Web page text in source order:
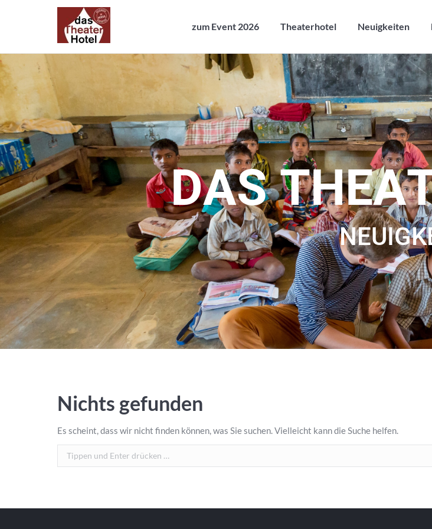
zum Event 2026 Theaterhotel Neuigkeiten
DAS THEA
Nichts gefunden
Es scheint, dass wir nicht finden können, was Sie suchen. Vielleicht kann die Suche helfen.
Search:
zum Event 2026 Theaterhotel Neuigkeiten